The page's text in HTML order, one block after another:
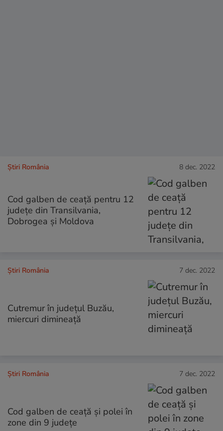
Știri România 8 dec. 2022
Cod galben de ceaţă pentru 12
judeţe din Transilvania,
Dobrogea şi Moldova
Știri România 7 dec. 2022
Cutremur în judeţul Buzău,
miercuri dimineață
Știri România 7 dec. 2022
Cod galben de ceaţă şi polei în
zone din 9 judeţe